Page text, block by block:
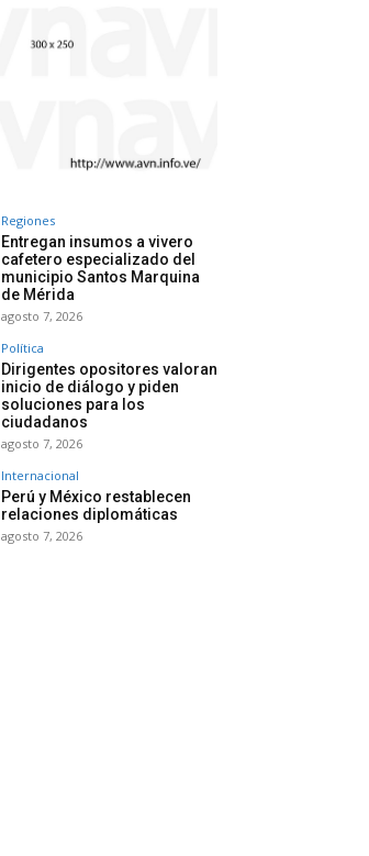
Regiones
Entregan insumos a vivero
cafetero especializado del
municipio Santos Marquina
de Mérida
agosto 7, 2026
Política
Dirigentes opositores valoran
inicio de diálogo y piden
soluciones para los
ciudadanos
agosto 7, 2026
Internacional
Perú y México restablecen
relaciones diplomáticas
agosto 7, 2026